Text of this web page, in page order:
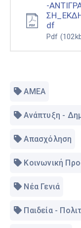
-
df
Pdf
ΑΜΕΑ
Ανάπτυξη -
Απασχόληση
Κοινωνική
Νέα Γενιά
Παιδεία -